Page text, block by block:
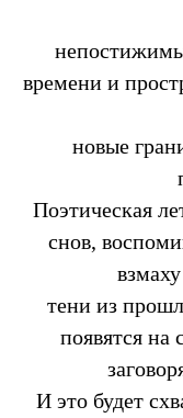
времени и
новые
Поэтическая
снов,
тени из
появятся на
И это будет